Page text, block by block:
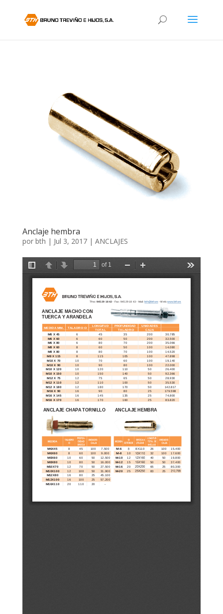
Anclaje hembra
por bth | Jul 3, 2017| ANCLAJES